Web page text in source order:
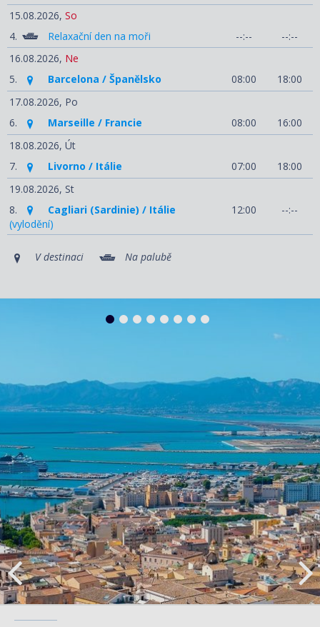
15.08.2026, So
4.
Relaxační den na moři --:--
--:--
16.08.2026, Ne
5.
Barcelona / Španělsko 08:00
18:00
17.08.2026, Po
6.
Marseille / Francie 08:00
16:00
18.08.2026, Út
7.
Livorno / Itálie 07:00
18:00
19.08.2026, St
8.
Cagliari (Sardinie) / Itálie
(vylodění)
12:00 --:--
V destinaci Na palubě